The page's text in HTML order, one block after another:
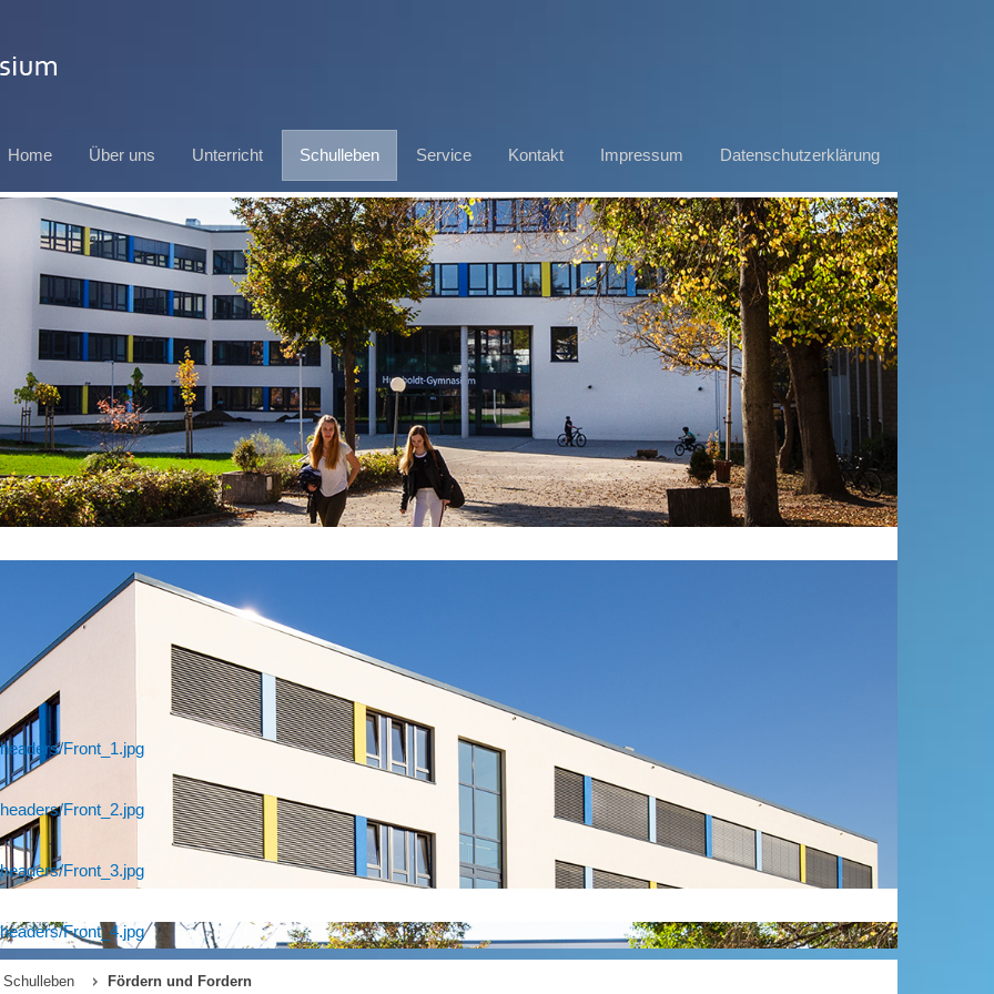
Home Über uns Unterricht Schulleben Service Kontakt Impressum Datenschutzerklärung
Front_1.jpg
Front_2.jpg
Front_3.jpg
Front_4.jpg
Schulleben Fördern und Fordern